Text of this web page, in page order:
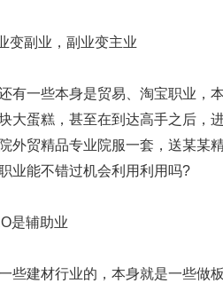
副业，副业变主业
一些本身是贸易、淘宝职业，本
大蛋糕，甚至在到达高手之后，
外贸精品专业院服一套，送某某
业能不错过机会利用利用吗?
辅助业
建材行业的，本身就是一些做板